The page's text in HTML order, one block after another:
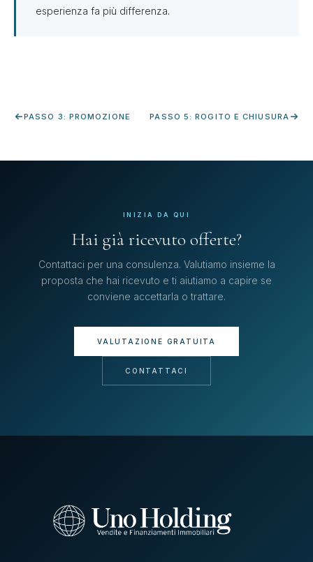
esperienza fa più differenza.
PASSO 3: PROMOZIONE PASSO 5: ROGITO E CHIUSURA
INIZIA DA QUI
Hai già ricevuto offerte?
Contattaci per una consulenza. Valutiamo insieme la
proposta che hai ricevuto e ti aiutiamo a capire se
conviene accettarla o trattare.
VALUTAZIONE GRATUITA
CONTATTACI